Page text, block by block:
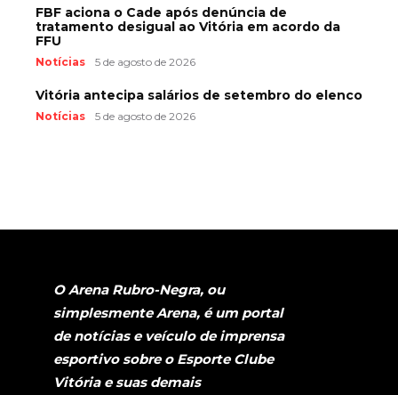
FBF aciona o Cade após denúncia de
tratamento desigual ao Vitória em acordo da
FFU
Notícias 5 de agosto de 2026
Vitória antecipa salários de setembro do elenco
Notícias 5 de agosto de 2026
O Arena Rubro-Negra, ou
simplesmente Arena, é um portal
de notícias e veículo de imprensa
esportivo sobre o Esporte Clube
Vitória e suas demais